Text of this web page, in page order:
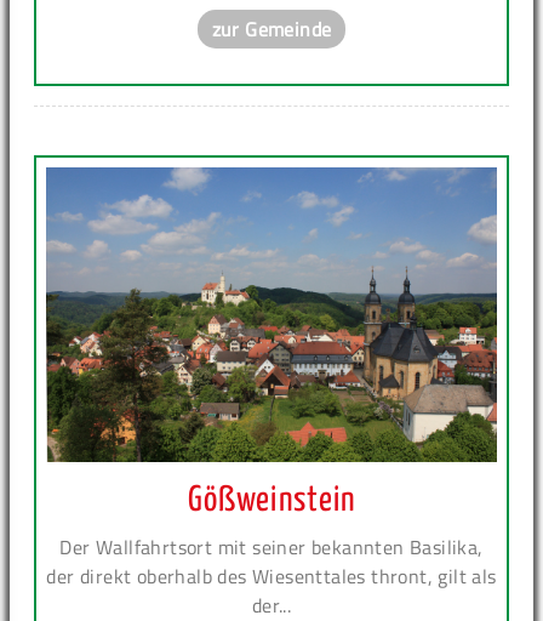
zur Gemeinde
Gößweinstein
Der Wallfahrtsort mit seiner bekannten Basilika,
der direkt oberhalb des Wiesenttales thront, gilt als
der...